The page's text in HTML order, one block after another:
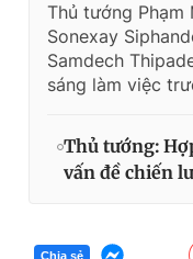
Thủ tướng Phạm
Sonexay
Samdech
sáng làm việc
Thủ tướng:
vấn đề chiến
Chia sẻ